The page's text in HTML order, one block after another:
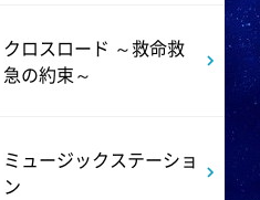
2:53
3:50
クロスロード ～救命救
急の約束～
ミュージックステーショ
ン